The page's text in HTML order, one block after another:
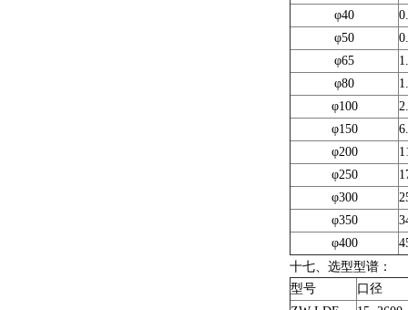
φ40
φ50
φ65
φ80
φ100
φ150
φ200
φ250
φ300
φ350
φ400
十七、选型型谱：
型号
口径